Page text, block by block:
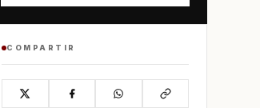
COMPARTIR